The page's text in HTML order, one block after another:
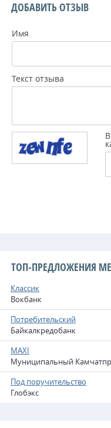
ДОБАВИТЬ ОТЗЫВ
Имя
Текст отзыва
ТОП-ПРЕДЛОЖЕНИЯ
Классик
Вокбанк
Потребительский
Байкалкредобанк
MAXI
Муниципальный
Под поручительство
Глобэкс